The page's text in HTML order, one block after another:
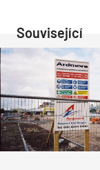
Související